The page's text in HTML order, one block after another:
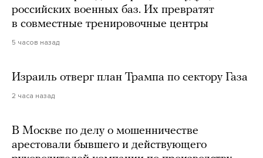
российских военных баз. Их превратят
в совместные тренировочные центры
5 часов назад
Израиль отверг план Трампа по сектору Газа
2 часа назад
В Москве по делу о мошенничестве
арестовали бывшего и действующего